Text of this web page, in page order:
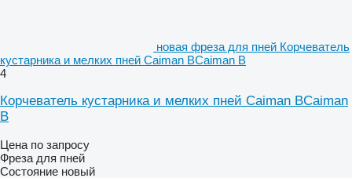
новая фреза для пней Корчеватель
кустарника и мелких пней Caiman BCaiman B
4
Корчеватель кустарника и мелких пней Caiman BCaiman
B
Цена по запросу
Фреза для пней
Состояние новый